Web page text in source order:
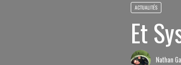
ACTUALITÉS
Et
Nathan